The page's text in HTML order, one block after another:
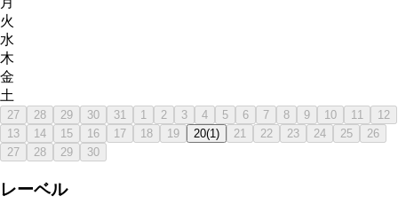
火
水
木
金
土
27 28 29 30 31 1 2 3 4 5 6 7 8 9 10 11
12
13
14 15 16 17 18 19 20(1 ) 21 22 23 24 25
26
27
28 29 30
レーベル